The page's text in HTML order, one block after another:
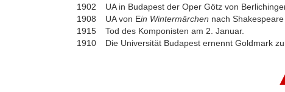
1902
UA in Budapest der Oper Götz von
1908
UA von Ein Wintermärchen nach Shakespeare
1915
Tod des Komponisten am 2. Januar.
1910
Die Universität Budapest ernennt Goldmark